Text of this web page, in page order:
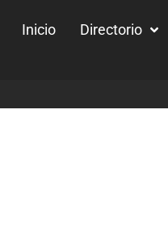
Inicio Directorio